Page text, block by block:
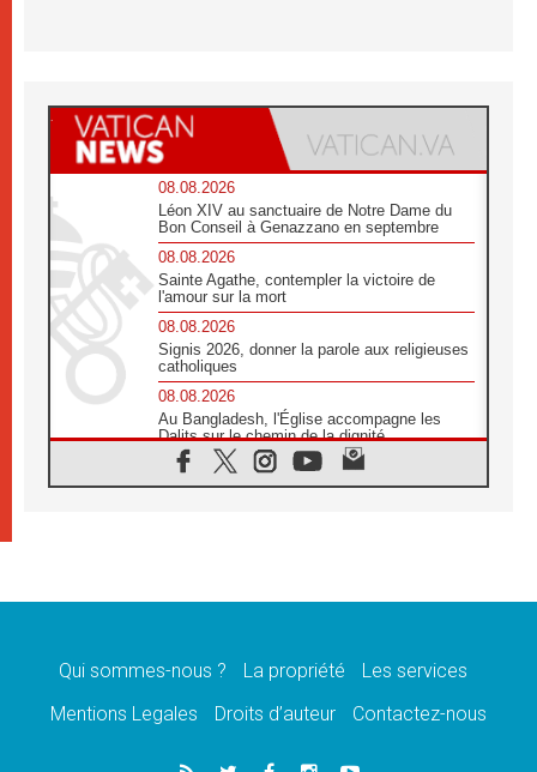
08.08.2026
Léon XIV au sanctuaire de Notre Dame du
Bon Conseil à Genazzano en septembre
08.08.2026
Sainte Agathe, contempler la victoire de
l'amour sur la mort
08.08.2026
Signis 2026, donner la parole aux religieuses
catholiques
08.08.2026
Au Bangladesh, l'Église accompagne les
Dalits sur le chemin de la dignité
07.08.2026
Philippines: le vicariat apostolique de
07.08.2026
07.08.2026
une signature»
Le programme du voyage apostolique du
Qui sommes-nous ? La propriété
Les services
Mentions Legales
Droits d’auteur Contactez-nous